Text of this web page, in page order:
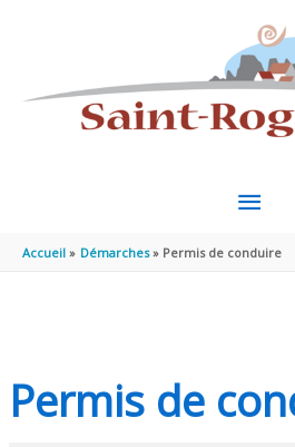
MENU
Accueil Démarches Permis de conduire
Permis de